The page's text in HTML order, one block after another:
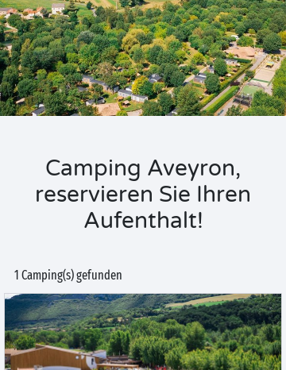
Camping Aveyron,
reservieren Sie Ihren
Aufenthalt!
1 Camping(s) gefunden